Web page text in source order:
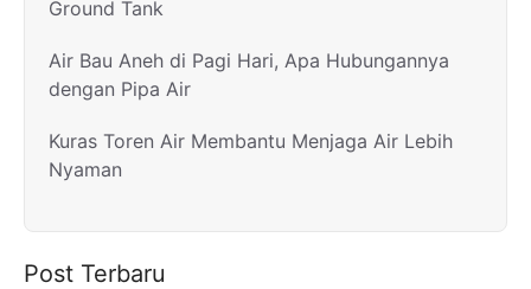
Ground Tank
Air Bau Aneh di Pagi Hari, Apa Hubungannya
dengan Pipa Air
Kuras Toren Air Membantu Menjaga Air Lebih
Nyaman
Post Terbaru